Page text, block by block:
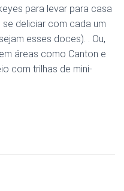
para levar para casa
deliciar com cada um
esses doces). . Ou,
áreas como Canton e
com trilhas de mini-